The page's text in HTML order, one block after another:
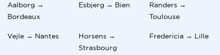
Aalborg →
Bordeaux
Esbjerg → Bien
Randers →
Toulouse
Vejle → Nantes
Horsens →
Strasbourg
Fredericia → Lille